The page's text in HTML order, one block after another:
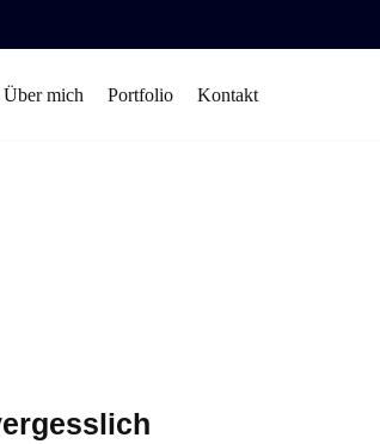
Über mich Portfolio Kontakt